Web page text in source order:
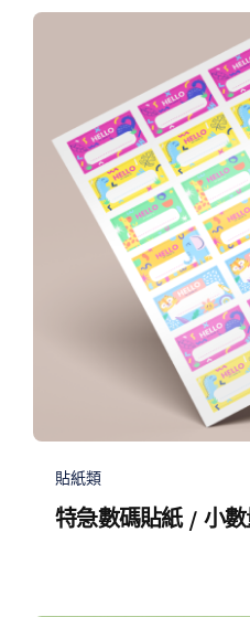
$40.0
貼紙類
特急數碼貼紙 / 小